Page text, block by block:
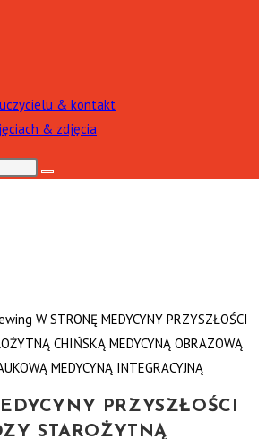
& kontakt
& zdjęcia
PRZYSZŁOŚCI
STAROŻYTNĄ